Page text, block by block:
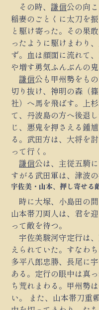
その時、謙信公の向
稲妻のごとくに太刀を
と駆け寄った。その果
ったように駆けまわり
ず。血は顔面に流れて
や増す勇気ふんぶんの
謙信公も甲州勢をも
切り抜け、神明の森（
社）へ馬を飛ばす。上
て、丹波島の方へ後退
じ、悪鬼を押さえる鍾
る。武田方は、大将を
って行く。
謙信公は、主従五騎
すがる武田軍は、津波
宇佐美・山本、押し寄せる
時に大塚、小島田の
山本帯刀両人は、君を
って敵を待つ。
宇佐美駿河守定行は
えられていた。すなわ
多平八郎忠勝、長尾に
ある。定行の眼中は真
ち荒れまわる。甲州勢
い。 また、山本帯刀重